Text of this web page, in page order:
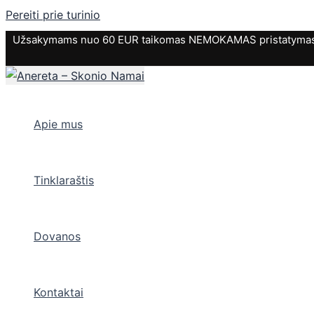
Pereiti prie turinio
Užsakymams nuo 60 EUR taikomas NEMOKAMAS
Apie mus
Tinklaraštis
Dovanos
Kontaktai